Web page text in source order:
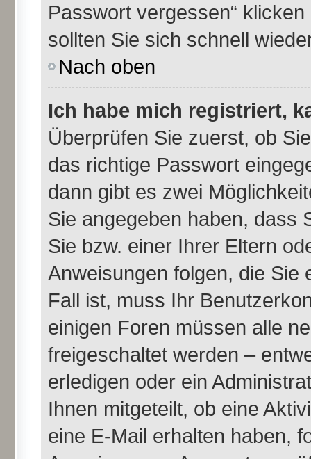
Passwort vergessen“
sollten Sie sich schnell
Nach oben
Ich habe mich registriert,
Überprüfen Sie zuerst, ob
das richtige Passwort
dann gibt es zwei
Sie angegeben haben, dass
Sie bzw. einer Ihrer Eltern
Anweisungen folgen, die Sie
Fall ist, muss Ihr
einigen Foren müssen alle
freigeschaltet werden –
erledigen oder ein
Ihnen mitgeteilt, ob eine
eine E-Mail erhalten haben,